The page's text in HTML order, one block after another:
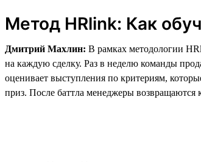
Метод HRlink: Как
Дмитрий Махлин: В рамках методологии
на каждую сделку. Раз в неделю команды
оценивает выступления по критериям,
приз. После баттла менеджеры